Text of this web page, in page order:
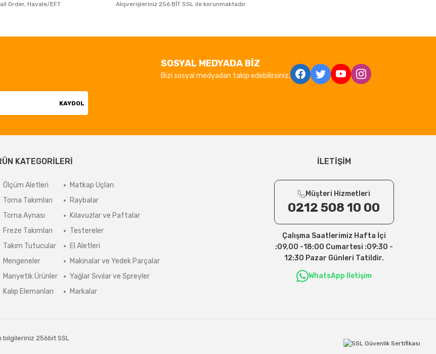
Order, Havale/EFT Alışverişleriniz 256 BİT SSL ile korunmaktadır.
KAYDOL
SOSYAL MEDYADA BİZ
Bizi sosyal medyadan takip edebilirsiniz.
KATEGORİLERİ
Ölçüm Aletleri
Torna Takımları
Torna Aynası
Freze Takımları
Takım Tutucular
Mengeneler
Manyetik Ürünler
Kalıp Elemanları
Matkap Uçları
Raybalar
Kılavuzlar ve Paftalar
Testereler
El Aletleri
Makinalar ve Yedek Parçalar
Yağlar Sıvılar ve Spreyler
Markalar
İLETİŞİM
Müşteri Hizmetleri
0212 508 10 00
Çalışma Saatlerimiz Hafta İçi
:09,00 -18:00 Cumartesi :09:30 -
12:30 Pazar Günleri Tatildir.
WhatsApp İletişim
bilgileriniz 256bit SSL